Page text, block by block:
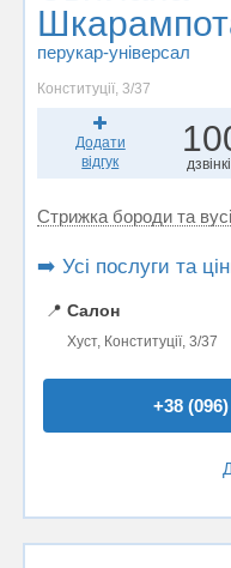
перукар-універсал
Конституції, 3/37
Додати
відгук
Стрижка бороди та
➡️ Усі послуги та
📍 Салон
Хуст, Конституції, 3/37
+38